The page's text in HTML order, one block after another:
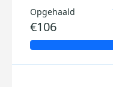
Opgehaald
€106